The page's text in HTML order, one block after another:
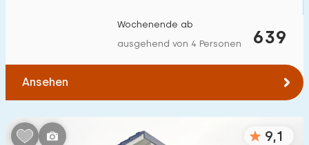
639
Wochenende ab
ausgehend von 4 Personen
Ansehen
9,1